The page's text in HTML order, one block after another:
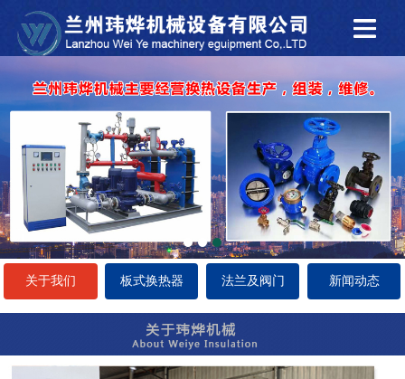
关于我们 板式换热器 法兰及阀门 新闻动态